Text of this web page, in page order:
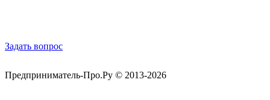
Задать вопрос
Предприниматель-Про.Ру © 2013-2026